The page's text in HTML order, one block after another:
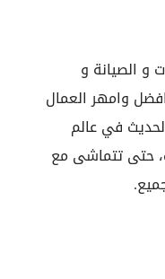
و الصيانة و
وامهر العمال
في عالم
حتى تتماشى مع